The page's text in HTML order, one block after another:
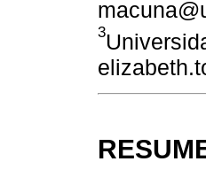
3